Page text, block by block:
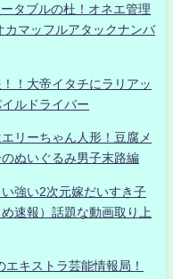
タブルの杜！オネエ管理
カマッフルアタックナンバ
！大帝イタチにラリアッ
ルドライバー
リーちゃん人形！豆腐メ
ぬいぐるみ男子末路編
強い2次元嫁だいすき子
速報）話題な動画取り上
キストラ芸能情報局！